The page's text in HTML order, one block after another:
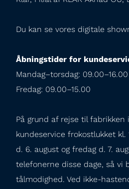
Du kan se vores digitale
Åbningstider for
Mandag–torsdag: 09.00–16.00
Fredag: 09.00–15.00
På grund af rejse til fabrikken
kundeservice frokostlukket kl.
d. 6. august og fredag d. 7.
telefonerne disse dage, så vi
tålmodighed. Ved ikke-